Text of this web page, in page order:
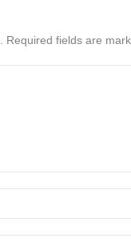
Required fields are